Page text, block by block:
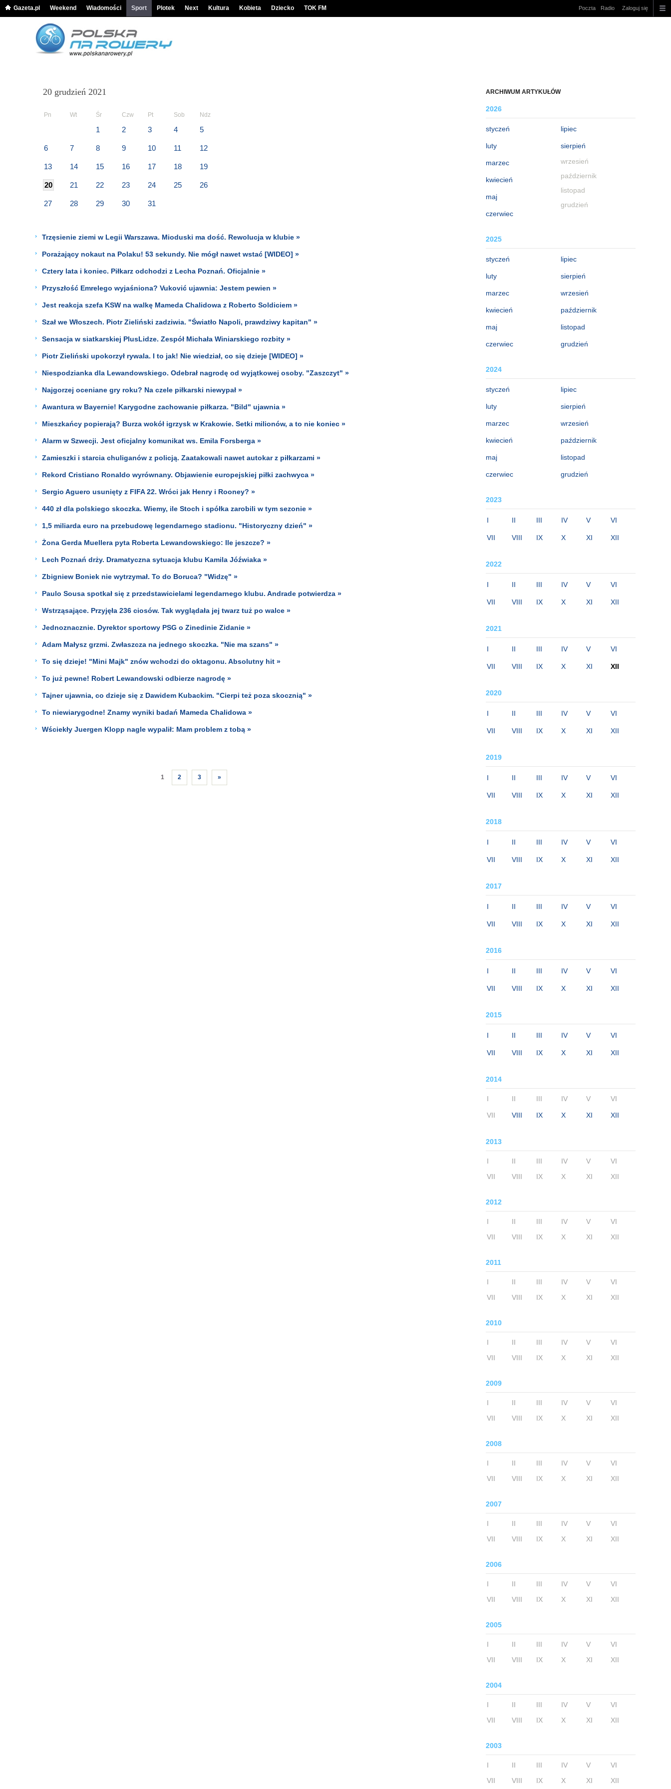
Gazeta.pl Weekend Wiadomości Sport Plotek Next Kultura Kobieta Dziecko TOK FM Poczta Radio Zaloguj się
ARCHIWUM ARTYKUŁÓW
2026
styczeń
luty
marzec
kwiecień
maj
czerwiec
lipiec
sierpień
wrzesień
październik
listopad
grudzień
2025
styczeń
luty
marzec
kwiecień
maj
czerwiec
lipiec
sierpień
wrzesień
październik
listopad
grudzień
2024
styczeń
luty
marzec
kwiecień
maj
czerwiec
lipiec
sierpień
wrzesień
październik
listopad
grudzień
2023
I II III IV V VI
VII VIII IX X XI XII
2022
I II III IV V VI
VII VIII IX X XI XII
2021
I II III IV V VI
VII VIII IX X XI XII
2020
I II III IV V VI
VII VIII IX X XI XII
2019
I II III IV V VI
VII VIII IX X XI XII
2018
I II III IV V VI
VII VIII IX X XI XII
2017
I II III IV V VI
VII VIII IX X XI XII
2016
I II III IV V VI
VII VIII IX X XI XII
2015
I II III IV V VI
VII VIII IX X XI XII
2014
I II III IV V VI
VII VIII IX X XI XII
2013
I II III IV V
VI
VII
VIII IX X XI XII
2012
I II III IV V
VI
VII
VIII IX X XI XII
2011
I II III IV V
VI
VII
VIII IX X XI XII
2010
I II III IV V
VI
VII
VIII IX X XI XII
2009
I II III IV V
VI
VII
VIII IX X XI XII
2008
I II III IV V
VI
VII
VIII IX X XI XII
2007
I II III IV V
VI
VII
VIII IX X XI XII
2006
I II III IV V
VI
VII
VIII IX X XI XII
2005
I II III IV V
VI
VII
VIII IX X XI XII
2004
I II III IV V
VI
VII
VIII IX X XI XII
2003
I II III IV V
VI
VII
VIII IX X XI XII
20 grudzień 2021
Pn Wt Śr Czw Pt Sob Ndz
1 2 3 4 5
6 7 8 9 10 11 12
13 14 15 16 17 18 19
20 21 22 23 24 25 26
27 28 29 30 31
Trzęsienie ziemi w Legii Warszawa. Mioduski ma dość. Rewolucja w klubie »
Porażający nokaut na Polaku! 53 sekundy. Nie mógł nawet wstać [WIDEO] »
Cztery lata i koniec. Piłkarz odchodzi z Lecha Poznań. Oficjalnie »
Przyszłość Emrelego wyjaśniona? Vuković ujawnia: Jestem pewien »
Jest reakcja szefa KSW na walkę Mameda Chalidowa z Roberto Soldiciem »
Szał we Włoszech. Piotr Zieliński zadziwia. "Światło Napoli, prawdziwy kapitan" »
Sensacja w siatkarskiej PlusLidze. Zespół Michała Winiarskiego rozbity »
Piotr Zieliński upokorzył rywala. I to jak! Nie wiedział, co się dzieje [WIDEO] »
Niespodzianka dla Lewandowskiego. Odebrał nagrodę od wyjątkowej osoby. "Zaszczyt" »
Najgorzej oceniane gry roku? Na czele piłkarski niewypał »
Awantura w Bayernie! Karygodne zachowanie piłkarza. "Bild" ujawnia »
Mieszkańcy popierają? Burza wokół igrzysk w Krakowie. Setki milionów, a to nie koniec »
Alarm w Szwecji. Jest oficjalny komunikat ws. Emila Forsberga »
Zamieszki i starcia chuliganów z policją. Zaatakowali nawet autokar z piłkarzami »
Rekord Cristiano Ronaldo wyrównany. Objawienie europejskiej piłki zachwyca »
Sergio Aguero usunięty z FIFA 22. Wróci jak Henry i Rooney? »
440 zł dla polskiego skoczka. Wiemy, ile Stoch i spółka zarobili w tym sezonie »
1,5 miliarda euro na przebudowę legendarnego stadionu. "Historyczny dzień" »
Żona Gerda Muellera pyta Roberta Lewandowskiego: Ile jeszcze? »
Lech Poznań drży. Dramatyczna sytuacja klubu Kamila Jóźwiaka »
Zbigniew Boniek nie wytrzymał. To do Boruca? "Widzę" »
Paulo Sousa spotkał się z przedstawicielami legendarnego klubu. Andrade potwierdza »
Wstrząsające. Przyjęła 236 ciosów. Tak wyglądała jej twarz tuż po walce »
Jednoznacznie. Dyrektor sportowy PSG o Zinedinie Zidanie »
Adam Małysz grzmi. Zwłaszcza na jednego skoczka. "Nie ma szans" »
To się dzieje! "Mini Majk" znów wchodzi do oktagonu. Absolutny hit »
To już pewne! Robert Lewandowski odbierze nagrodę »
Tajner ujawnia, co dzieje się z Dawidem Kubackim. "Cierpi też poza skocznią" »
To niewiarygodne! Znamy wyniki badań Mameda Chalidowa »
Wściekły Juergen Klopp nagle wypalił: Mam problem z tobą »
1 2 3 »